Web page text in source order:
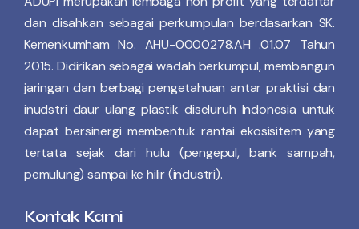
dan disahkan sebagai perkumpulan berdasarkan SK.
Kemenkumham No. AHU-0000278.AH .01.07 Tahun
2015. Didirikan sebagai wadah berkumpul, membangun
jaringan dan berbagi pengetahuan antar praktisi dan
inudstri daur ulang plastik diseluruh Indonesia untuk
dapat bersinergi membentuk rantai ekosisitem yang
tertata sejak dari hulu (pengepul, bank sampah,
pemulung) sampai ke hilir (industri).
Kontak Kami